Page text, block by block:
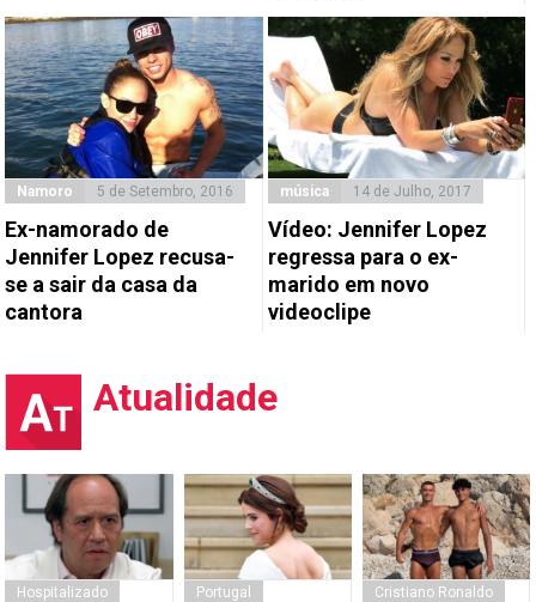
Namoro 5 de Setembro, 2016
Ex-namorado de
Jennifer Lopez recusa-
se a sair da casa da
cantora
música 14 de Julho, 2017
Vídeo: Jennifer Lopez
regressa para o ex-
marido em novo
videoclipe
Atualidade
Hospitalizado
Portugal
Cristiano Ronaldo